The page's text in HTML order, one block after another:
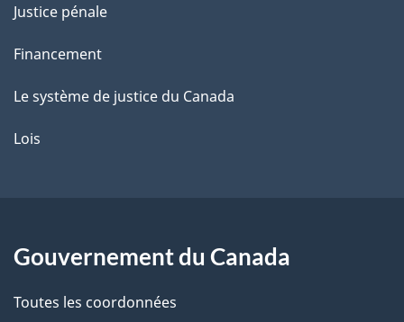
Justice pénale
Financement
Le système de justice du Canada
Lois
Gouvernement du Canada
Toutes les coordonnées